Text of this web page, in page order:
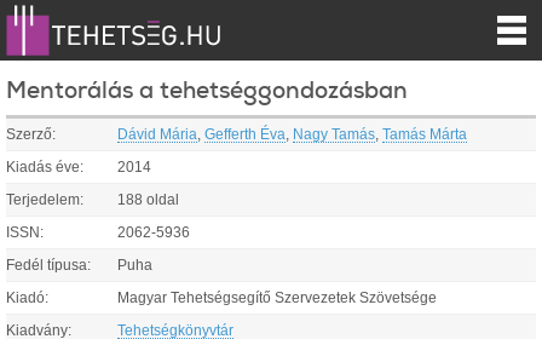
Mentorálás a tehetséggondozásban
Szerző: Dávid Mária Gefferth Éva Nagy Tamás Tamás Márta
Kiadás éve: 2014
Terjedelem: 188 oldal
ISSN: 2062-5936
Fedél típusa: Puha
Kiadó: Magyar Tehetségsegítő Szervezetek Szövetsége
Kiadvány: Tehetségkönyvtár